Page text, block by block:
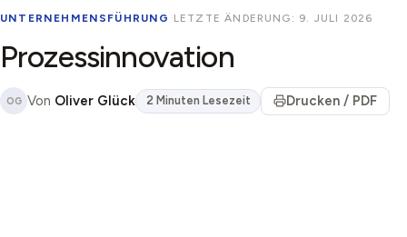
UNTERNEHMENSFÜHRUNG · LETZTE ÄNDERUNG: 9. JULI 2026
Prozessinnovation
OG Von Oliver Glück 2 Minuten Lesezeit Drucken / PDF